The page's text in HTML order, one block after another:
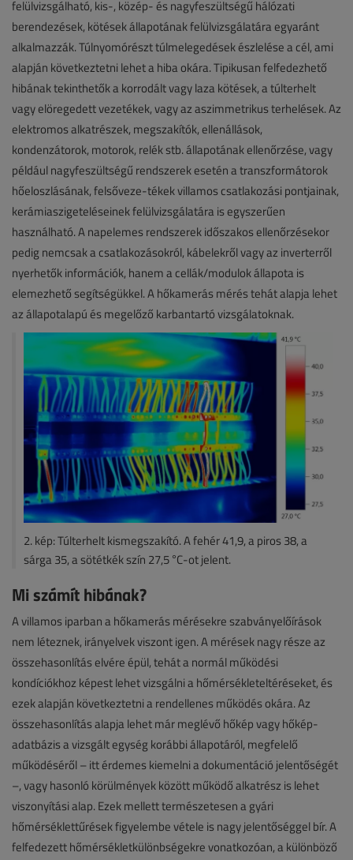
felülvizsgálható, kis-, közép- és nagyfeszültségű hálózati
berendezések, kötések állapotának felülvizsgálatára egyaránt
alkalmazzák. Túlnyomórészt túlmelegedések észlelése a cél, ami
alapján következtetni lehet a hiba okára. Tipikusan felfedezhető
hibának tekinthetők a korrodált vagy laza kötések, a túlterhelt
vagy elöregedett vezetékek, vagy az aszimmetrikus terhelések. Az
elektromos alkatrészek, megszakítók, ellenállások,
kondenzátorok, motorok, relék stb. állapotának ellenőrzése, vagy
például nagyfeszültségű rendszerek esetén a transzformátorok
hőeloszlásának, felsőveze-tékek villamos csatlakozási pontjainak,
kerámiaszigeteléseinek felülvizsgálatára is egyszerűen
használható. A napelemes rendszerek időszakos ellenőrzésekor
pedig nemcsak a csatlakozásokról, kábelekről vagy az inverterről
nyerhetők információk, hanem a cellák/modulok állapota is
elemezhető segítségükkel. A hőkamerás mérés tehát alapja lehet
az állapotalapú és megelőző karbantartó vizsgálatoknak.
2. kép: Túlterhelt kismegszakító. A fehér 41,9, a piros 38, a
sárga 35, a sötétkék szín 27,5 °C-ot jelent.
Mi számít hibának?
A villamos iparban a hőkamerás mérésekre szabványelőírások
nem léteznek, irányelvek viszont igen. A mérések nagy része az
összehasonlítás elvére épül, tehát a normál működési
kondíciókhoz képest lehet vizsgálni a hőmérsékleteltéréseket, és
ezek alapján következtetni a rendellenes működés okára. Az
összehasonlítás alapja lehet már meglévő hőkép vagy hőkép-
adatbázis a vizsgált egység korábbi állapotáról, megfelelő
működéséről – itt érdemes kiemelni a dokumentáció jelentőségét
–, vagy hasonló körülmények között működő alkatrész is lehet
viszonyítási alap. Ezek mellett természetesen a gyári
hőmérséklettűrések figyelembe vétele is nagy jelentőséggel bír. A
felfedezett hőmérsékletkülönbségekre vonatkozóan, a különböző